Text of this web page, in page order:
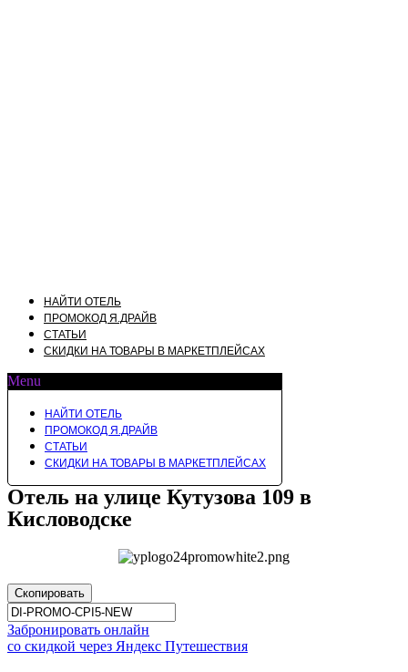
НАЙТИ ОТЕЛЬ
ПРОМОКОД Я.ДРАЙВ
СТАТЬИ
СКИДКИ НА ТОВАРЫ В МАРКЕТПЛЕЙСАХ
Menu
НАЙТИ ОТЕЛЬ
ПРОМОКОД Я.ДРАЙВ
СТАТЬИ
СКИДКИ НА ТОВАРЫ В МАРКЕТПЛЕЙСАХ
Отель на улице Кутузова 109 в
Кисловодске
Скопировать
Забронировать онлайн
со скидкой через Яндекс Путешествия